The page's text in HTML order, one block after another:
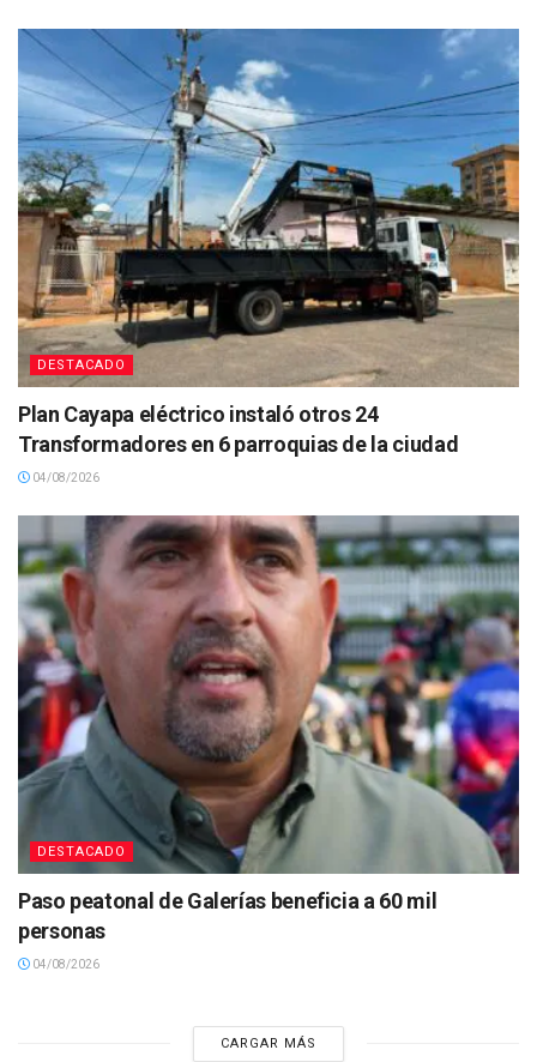
DESTACADO
Plan Cayapa eléctrico instaló otros 24
Transformadores en 6 parroquias de la ciudad
04/08/2026
DESTACADO
Paso peatonal de Galerías beneficia a 60 mil
personas
04/08/2026
CARGAR MÁS